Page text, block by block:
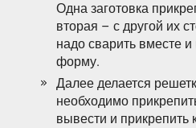
Одна заготовка
вторая – с другой их
надо сварить вместе
форму.
Далее делается
необходимо
вывести и прикрепить